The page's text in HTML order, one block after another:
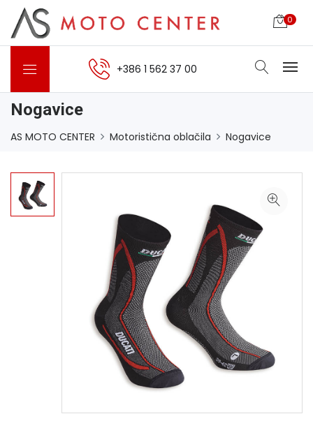
0
+386 1 562 37 00
Nogavice
AS MOTO CENTER Motoristična oblačila Nogavice